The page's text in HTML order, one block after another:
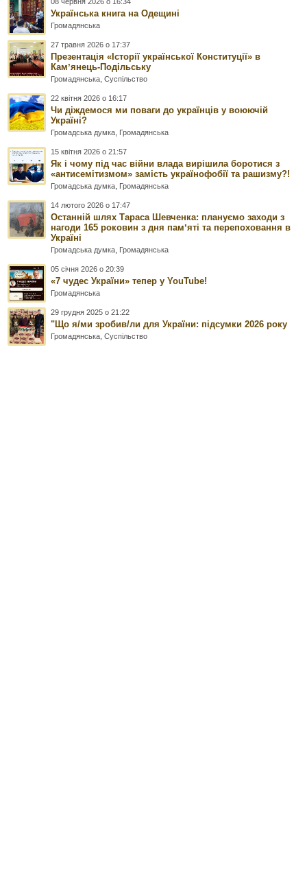
Українська книга на Одещині
Громадянська
27 травня 2026 о 17:37
Презентація «Історії української Конституції» в
Камʼянець-Подільську
Громадянська ,Суспільство
22 квітня 2026 о 16:17
Чи діждемося ми поваги до українців у воюючій
Україні?
Громадська думка Громадянська
15 квітня 2026 о 21:57
Як і чому під час війни влада вирішила боротися з
«антисемітизмом» замість українофобії та рашизму?!
Громадська думка Громадянська
14 лютого 2026 о 17:47
Останній шлях Тараса Шевченка: плануємо заходи з
нагоди 165 роковин з дня памʼяті та перепоховання в
Україні
Громадська думка Громадянська
05 січня 2026 о 20:39
«7 чудес України» тепер у YouTube!
Громадянська
29 грудня 2025 о 21:22
"Що я/ми зробив/ли для України: підсумки 2026 року
Громадянська ,Суспільство